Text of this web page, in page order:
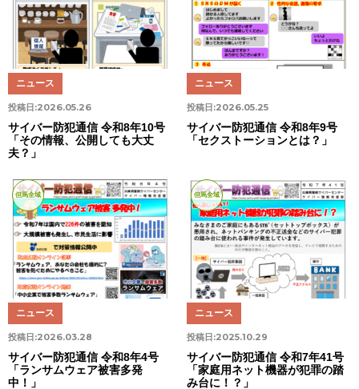
投稿日:2026.05.26
ニュース
サイバー防犯通信 令和8年10号
「その情報、公開しても大丈
夫？」
投稿日:2026.05.25
ニュース
サイバー防犯通信 令和8年9号
「セクストーションとは？」
但馬全域
投稿日:2026.03.28
ニュース
サイバー防犯通信 令和8年4号
「ランサムウェア被害多発
中！」
但馬全域
投稿日:2025.10.29
ニュース
サイバー防犯通信 令和7年41号
「家庭用ネット機器が犯罪の踏
み台に！？」